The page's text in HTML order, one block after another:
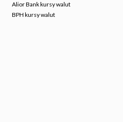
Alior Bank kursy walut
BPH kursy walut